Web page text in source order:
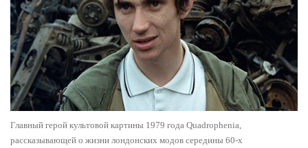
Главный герой культовой картины 1979 года Quadrophenia,
рассказывающей о жизни лондонских модов середины 60-х